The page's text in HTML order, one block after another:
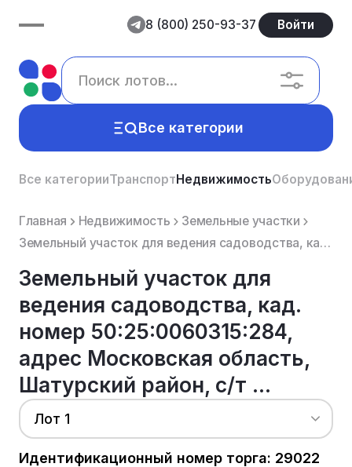
8 (800) 250-93-37 Войти
Все категории
Все категорииТранспортНедвижимость
Главная Недвижимость
Земельные участки
Земельный участок для ведения садоводства, кад. номер 50:25:0060315:284, адрес Московская область, Ш...
Земельный участок для
ведения садоводства, кад.
номер 50:25:0060315:284,
адрес Московская область,
Шатурский район, с/т ...
Лот 1
Идентификационный номер торга: 29022